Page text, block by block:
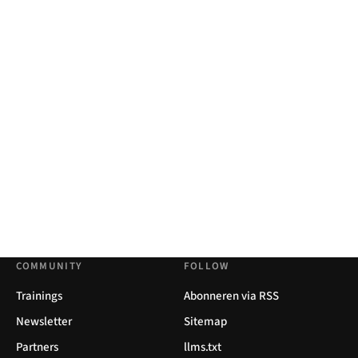
COMMUNITY
Trainings
Newsletter
Partners
FOLLOW
Abonneren via RSS
Sitemap
llms.txt